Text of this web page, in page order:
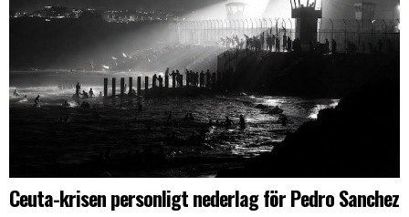
Ceuta-krisen personligt nederlag för Pedro Sanchez